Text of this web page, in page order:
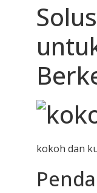
kokoh dan